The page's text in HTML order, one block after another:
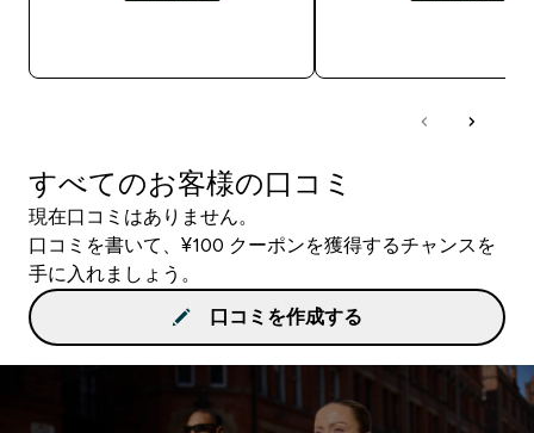
すべてのお客様の口コミ
現在口コミはありません。
口コミを書いて、¥100 クーポンを獲得するチャンスを
手に入れましょう。
口コミを作成する